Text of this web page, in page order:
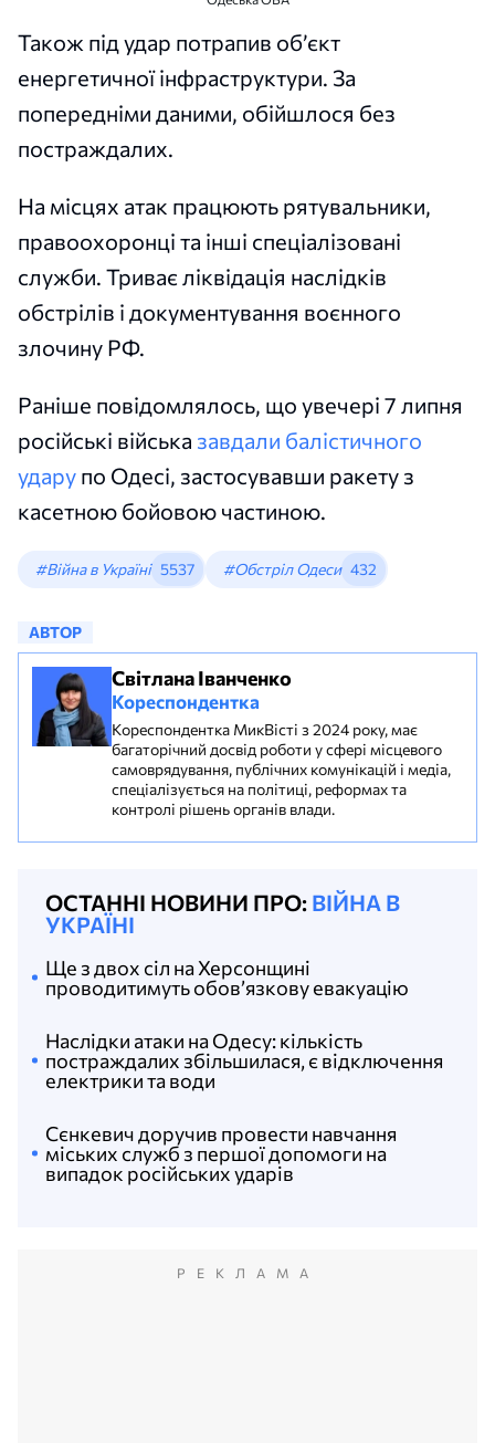
Також під удар потрапив об’єкт
енергетичної інфраструктури. За
попередніми даними, обійшлося без
постраждалих.
На місцях атак працюють рятувальники,
правоохоронці та інші спеціалізовані
служби. Триває ліквідація наслідків
обстрілів і документування воєнного
злочину РФ.
Раніше повідомлялось, що увечері 7 липня
російські війська завдали балістичного
удару по Одесі, застосувавши ракету з
касетною бойовою частиною.
#Війна в Україні 5537 #Обстріл Одеси 432
АВТОР
Світлана Іванченко
Кореспондентка
Кореспондентка МикВісті з 2024 року, має
багаторічний досвід роботи у сфері місцевого
самоврядування, публічних комунікацій і медіа,
спеціалізується на політиці, реформах та
контролі рішень органів влади.
ОСТАННІ НОВИНИ ПРО: ВІЙНА В
УКРАЇНІ
Сєнкевич доручив провести навчання
міських служб з першої допомоги на
випадок російських ударів
Наслідки атаки на Одесу: кількість
постраждалих збільшилася, є відключення
електрики та води
Ще з двох сіл на Херсонщині
проводитимуть обов’язкову евакуацію
РЕКЛАМА